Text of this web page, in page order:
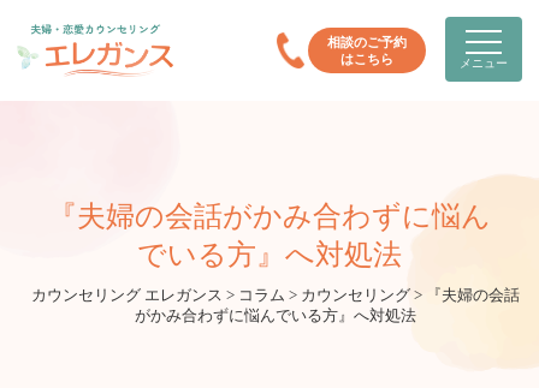
相談のご予約
はこちら
メニュー
『夫婦の会話がかみ合わずに悩ん
でいる方』へ対処法
カウンセリング エレガンス > コラム > カウンセリング >
『夫婦の会話
がかみ合わずに悩んでいる方』へ対処法